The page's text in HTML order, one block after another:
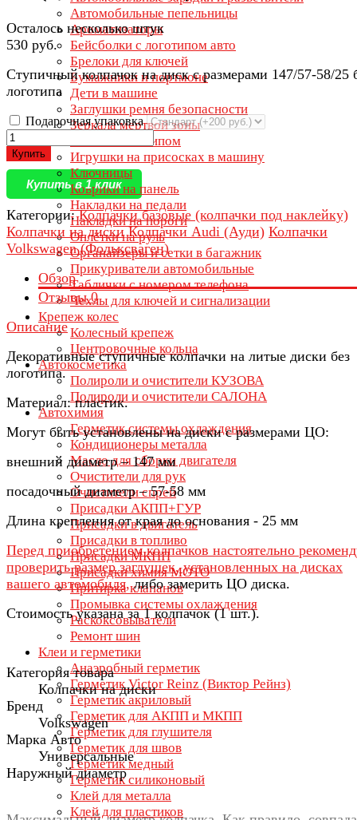
Автомобильные пепельницы
Ароматизаторы
Бейсболки с логотипом авто
Брелоки для ключей
Бумажники и портмоне
Дети в машине
Заглушки ремня безопасности
Зеркала мертвой зоны
Зонты с логотипом
Игрушки на присосках в машину
Ключницы
Коврики на панель
Накладки на педали
Накладки на пороги
Оплётки на руль
Органайзеры и сетки в багажник
Прикуриватели автомобильные
Таблички с номером телефона
Чехлы для ключей и сигнализации
Крепеж колес
Колесный крепеж
Центровочные кольца
Автокосметика
Полироли и очистители КУЗОВА
Полироли и очистители САЛОНА
Автохимия
Герметик системы охлаждения
Кондиционеры металла
Масло для сборки двигателя
Очистители для рук
Очистители спрей
Присадки АКПП+ГУР
Присадки в двигатель
Присадки в топливо
Присадки МКПП
Присадки химия МОТО
Притирка клапанов
Промывка системы охлаждения
Раскоксовыватели
Ремонт шин
Клеи и герметики
Анаэробный герметик
Герметик Victor Reinz (Виктор Рейнз)
Герметик акриловый
Герметик для АКПП и МКПП
Герметик для глушителя
Герметик для швов
Герметик медный
Герметик силиконовый
Клей для металла
Клей для пластиков
Осталось несколько штук
530 руб.
Ступичный колпачок на диск с размерами 147/57-58/25
логотипа
Подарочная упаковка
Купить
Купить в 1 клик
Категории:Колпачки базовые (колпачки под наклейку)
Колпачки на диски Колпачки Audi (Ауди) Колпачки
Volkswagen (Фольксваген)
Обзор
Отзывы0
Описание
Декоративные ступичные колпачки на литые диски без
логотипа.
Материал: пластик.
Могут быть установлены на диски с размерами ЦО:
внешний диаметр – 147 мм
посадочный диаметр – 57-58 мм
Длина крепления от края до основания - 25 мм
Перед приобретением колпачков настоятельно
проверить размер заглушек, установленных на дисках
вашего автомобиля,либо замерить ЦО диска.
Стоимость указана за 1 колпачок (1 шт.).
Категория товара
Колпачки на диски
Бренд
Volkswagen
Марка Авто
Универсальные
Наружный диаметр